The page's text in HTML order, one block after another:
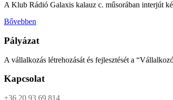
A Klub Rádió Galaxis kalauz c. műsorában interjút
Bővebben
Pályázat
A vállalkozás létrehozását és fejlesztését a
Kapcsolat
+36 20 93 69 814